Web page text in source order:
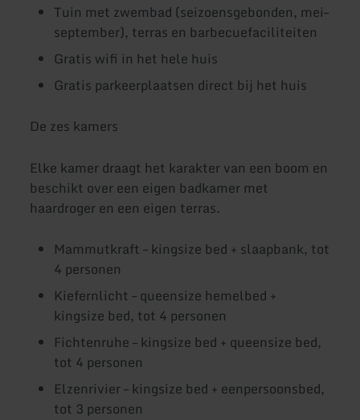
Tuin met zwembad (seizoensgebonden, mei–
september), terras en barbecuefaciliteiten
Gratis wifi in het hele huis
Gratis parkeerplaatsen direct bij het huis
De zes kamers
Elke kamer draagt het karakter van een boom en
beschikt over een eigen badkamer met
haardroger en een eigen terras.
Mammutkraft – kingsize bed + slaapbank, tot
4 personen
Kiefernlicht – queensize hemelbed +
kingsize bed, tot 4 personen
Fichtenruhe – kingsize bed + queensize bed,
tot 4 personen
Elzenrivier – kingsize bed + eenpersoonsbed,
tot 3 personen